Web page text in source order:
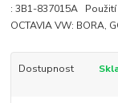
: 3B1-837015A Použití
OCTAVIA VW: BORA,
Dostupnost